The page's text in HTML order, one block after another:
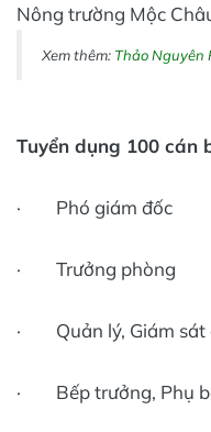
Nông trường Mộc
Xem thêm: Thảo Nguyên
Tuyển dụng 100 cán
· Phó giám đốc
· Trưởng phòng
· Quản lý, Giám sát
· Bếp trưởng, Phụ